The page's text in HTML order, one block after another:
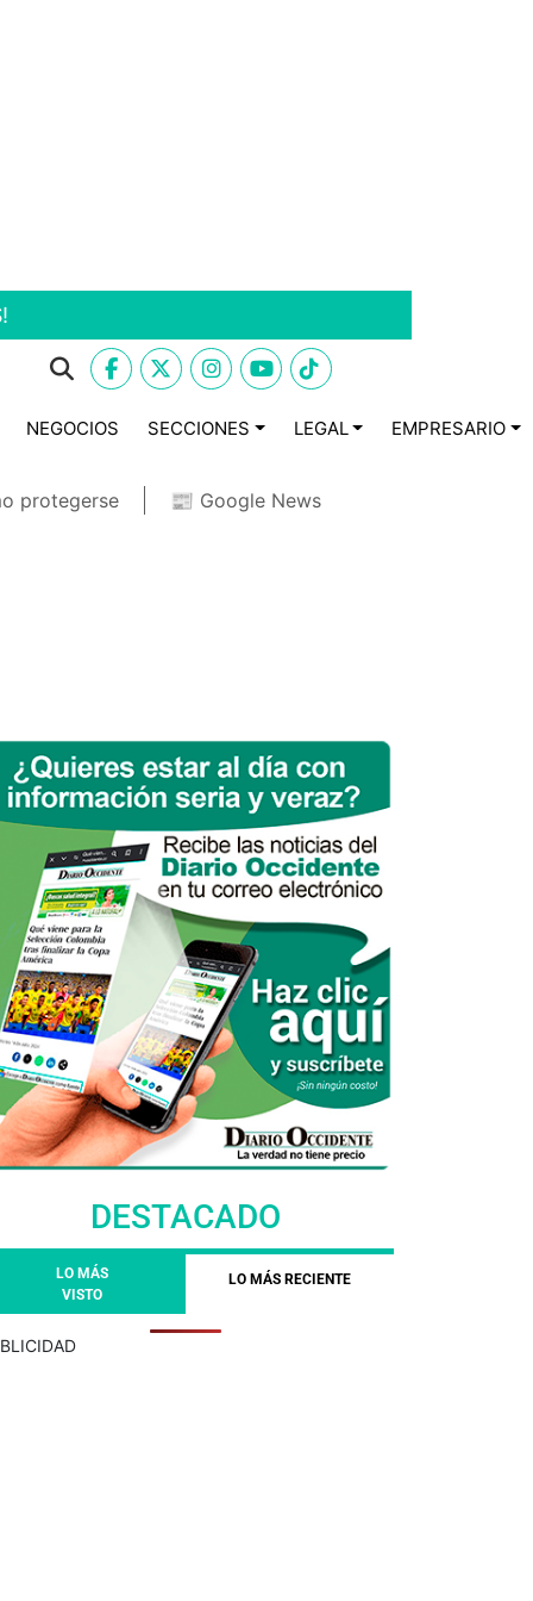
NEGOCIOS SECCIONES LEGAL EMPRESARIO
protegerse 📰 Google News
DESTACADO
LO MÁS
VISTO
LO MÁS RECIENTE